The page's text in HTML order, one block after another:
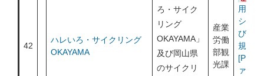
42
ハレいろ・サイクリング
OKAYAMA
ろ・サイク
リング
OKAYAMA」
及び岡山県
のサイクリ
産業
労働
部観
光課
用ポリ
シー及
び利用
規約
[PDF
ァイル